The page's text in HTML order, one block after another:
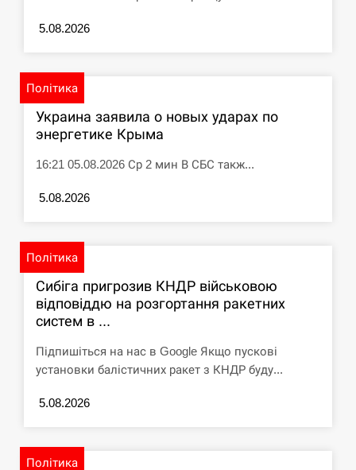
5.08.2026
Політика
Украина заявила о новых ударах по
энергетике Крыма
16:21 05.08.2026 Ср 2 мин В СБС такж...
5.08.2026
Політика
Сибіга пригрозив КНДР військовою
відповіддю на розгортання ракетних
систем в ...
Підпишіться на нас в Google Якщо пускові
установки балістичних ракет з КНДР буду...
5.08.2026
Політика